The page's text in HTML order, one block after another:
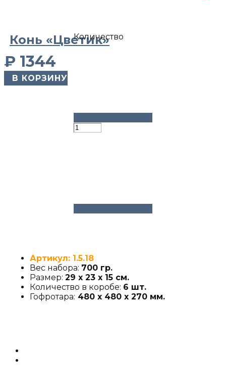
Конь «Цветик»
₽ 1344
​ В КОРЗИНУ
Количество
Артикул: 1.5.18
Вес набора: 700 гр.
Размер: 29 х 23 х 15 см.
Количество в коробе: 6 шт.
Гофротара: 480 х 480 х 270 мм.